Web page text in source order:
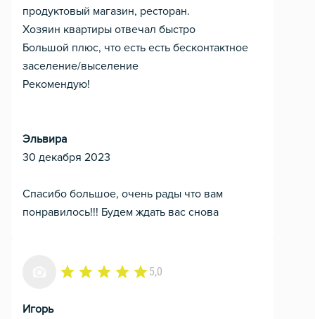
продуктовый магазин, ресторан.
Хозяин квартиры отвечал быстро
Большой плюс, что есть есть бесконтактное
заселение/выселение
Рекомендую!
Эльвира
30 декабря 2023
Спасибо большое, очень рады что вам
понравилось!!! Будем ждать вас снова
5,0
Игорь